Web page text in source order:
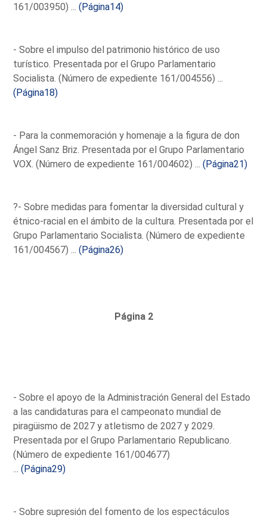
161/003950) ...(Página14)
- Sobre el impulso del patrimonio histórico de uso
turístico. Presentada por el Grupo Parlamentario
Socialista. (Número de expediente 161/004556) ...
(Página18)
- Para la conmemoración y homenaje a la figura de don
Ángel Sanz Briz. Presentada por el Grupo Parlamentario
VOX. (Número de expediente 161/004602) ...(Página21)
?- Sobre medidas para fomentar la diversidad cultural y
étnico-racial en el ámbito de la cultura. Presentada por el
Grupo Parlamentario Socialista. (Número de expediente
161/004567) ...(Página26)
Página 2
- Sobre el apoyo de la Administración General del Estado
a las candidaturas para el campeonato mundial de
piragüismo de 2027 y atletismo de 2027 y 2029.
Presentada por el Grupo Parlamentario Republicano.
(Número de expediente 161/004677)
...(Página29)
- Sobre supresión del fomento de los espectáculos